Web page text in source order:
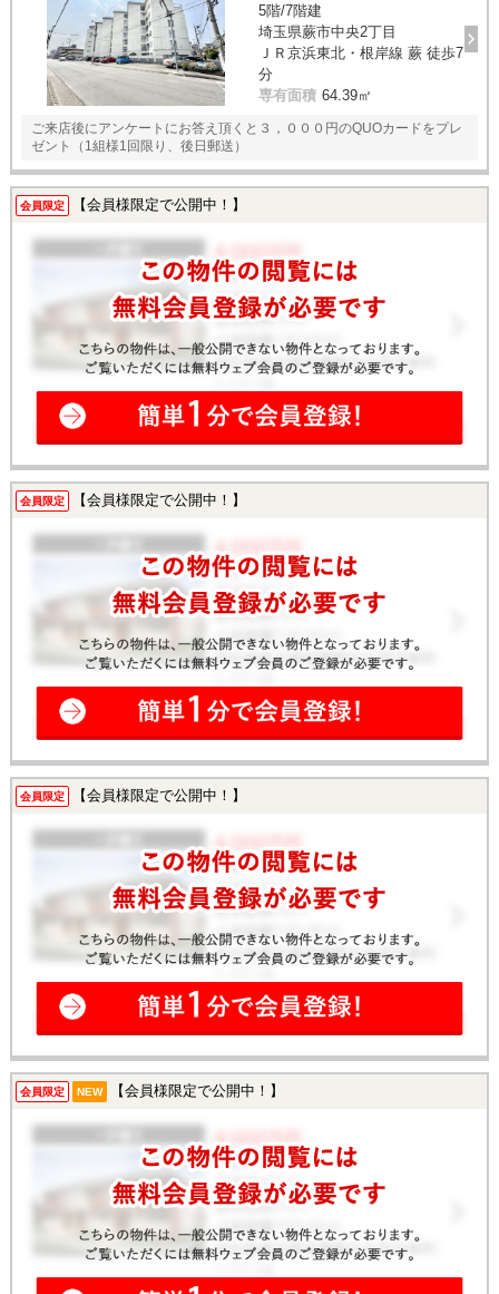
5階/7階建
埼玉県蕨市中央2丁目
ＪＲ京浜東北・根岸線 蕨 徒歩7
分
専有面積 64.39㎡
ご来店後にアンケートにお答え頂くと３，０００円のQUOカードをプレ
ゼント（1組様1回限り、後日郵送）
会員限定 【会員様限定で公開中！】
会員限定 【会員様限定で公開中！】
会員限定 【会員様限定で公開中！】
会員限定 NEW 【会員様限定で公開中！】